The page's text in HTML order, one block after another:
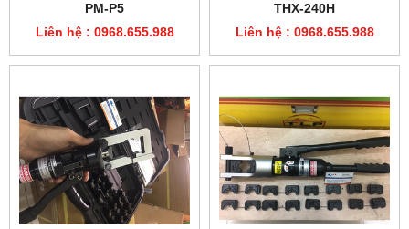
PM-P5
Liên hệ : 0968.655.988
THX-240H
Liên hệ : 0968.655.988